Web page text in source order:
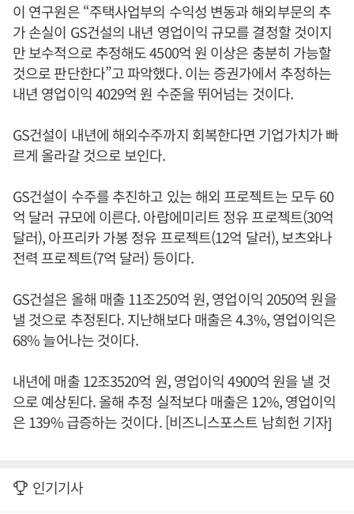
이 연구원은 “주택사업부의 수익성 변동과 해외부문의 추
가 손실이 GS건설의 내년 영업이익 규모를 결정할 것이지
만 보수적으로 추정해도 4500억 원 이상은 충분히 가능할
것으로 판단한다”고 파악했다. 이는 증권가에서 추정하는
내년 영업이익 4029억 원 수준을 뛰어넘는 것이다.
GS건설이 내년에 해외수주까지 회복한다면 기업가치가 빠
르게 올라갈 것으로 보인다.
GS건설이 수주를 추진하고 있는 해외 프로젝트는 모두 60
억 달러 규모에 이른다. 아랍에미리트 정유 프로젝트(30억
달러), 아프리카 가봉 정유 프로젝트(12억 달러), 보츠와나
전력 프로젝트(7억 달러) 등이다.
GS건설은 올해 매출 11조250억 원, 영업이익 2050억 원을
낼 것으로 추정된다. 지난해보다 매출은 4.3%, 영업이익은
68% 늘어나는 것이다.
내년에 매출 12조3520억 원, 영업이익 4900억 원을 낼 것
으로 예상된다. 올해 추정 실적보다 매출은 12%, 영업이익
은 139% 급증하는 것이다. [비즈니스포스트 남희헌 기자]
인기기사